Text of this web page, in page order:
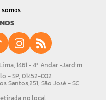
somos
1461 - 4º Andar -Jardim
- SP, 01452-002
Santos,251, São José - SC
no local